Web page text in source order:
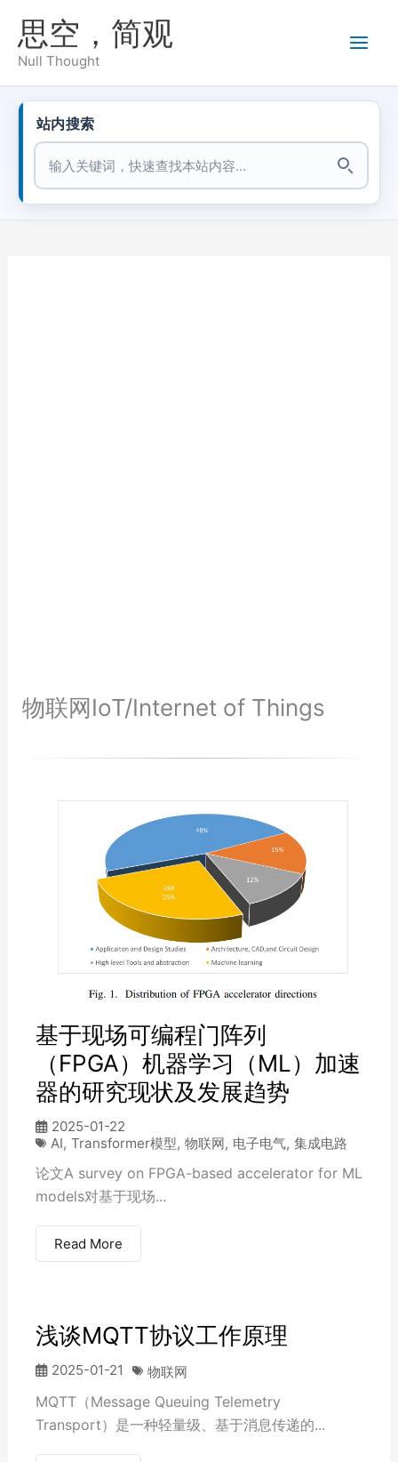
思空，简观
Null Thought
站内搜索
站内搜索
物联网IoT/Internet of Things
基于现场可编程门阵列
（FPGA）机器学习（ML）加速
器的研究现状及发展趋势
2025-01-22
AI, Transformer模型, 物联网, 电子电气, 集成电路
论文A survey on FPGA-based accelerator for ML
models对基于现场...
Read More
浅谈MQTT协议工作原理
2025-01-21 物联网
MQTT（Message Queuing Telemetry
Transport）是一种轻量级、基于消息传递的...